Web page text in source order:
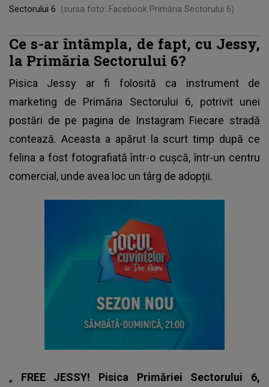
Sectorului 6
(sursa foto: Facebook Primăria Sectorului 6)
Ce s-ar întâmpla, de fapt, cu Jessy,
la Primăria Sectorului 6?
Pisica Jessy ar fi folosită ca instrument de
marketing de Primăria Sectorului 6, potrivit unei
postări de pe pagina de Instagram Fiecare stradă
contează. Aceasta a apărut la scurt timp după ce
felina a fost fotografiată într-o cușcă, într-un centru
comercial, unde avea loc un târg de adopții.
„ FREE JESSY! Pisica Primăriei Sectorului 6,